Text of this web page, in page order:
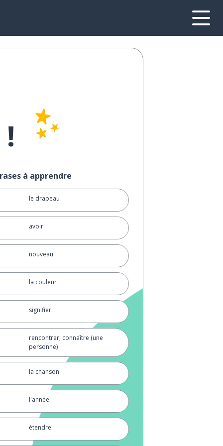
à apprendre
le drapeau
avoir
nouveau
la couleur
signifier
rencontrer; connaître (une
personne)
la chanson
l'année
étendre